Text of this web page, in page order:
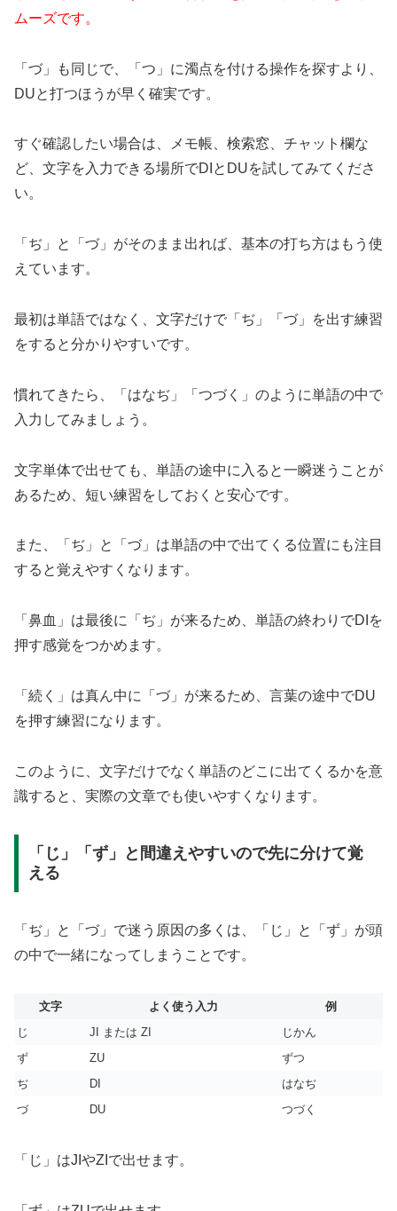
ムーズです。
「づ」も同じで、「つ」に濁点を付ける操作を探すより、
DUと打つほうが早く確実です。
すぐ確認したい場合は、メモ帳、検索窓、チャット欄な
ど、文字を入力できる場所でDIとDUを試してみてくださ
い。
「ぢ」と「づ」がそのまま出れば、基本の打ち方はもう使
えています。
最初は単語ではなく、文字だけで「ぢ」「づ」を出す練習
をすると分かりやすいです。
慣れてきたら、「はなぢ」「つづく」のように単語の中で
入力してみましょう。
文字単体で出せても、単語の途中に入ると一瞬迷うことが
あるため、短い練習をしておくと安心です。
また、「ぢ」と「づ」は単語の中で出てくる位置にも注目
すると覚えやすくなります。
「鼻血」は最後に「ぢ」が来るため、単語の終わりでDIを
押す感覚をつかめます。
「続く」は真ん中に「づ」が来るため、言葉の途中でDU
を押す練習になります。
このように、文字だけでなく単語のどこに出てくるかを意
識すると、実際の文章でも使いやすくなります。
「じ」「ず」と間違えやすいので先に分けて覚
える
「ぢ」と「づ」で迷う原因の多くは、「じ」と「ず」が頭
の中で一緒になってしまうことです。
文字 よく使う入力
例
じ
JI または ZI
じかん
ず
ZU
ずつ
ぢ
DI
はなぢ
づ
DU つづく
「じ」はJIやZIで出せます。